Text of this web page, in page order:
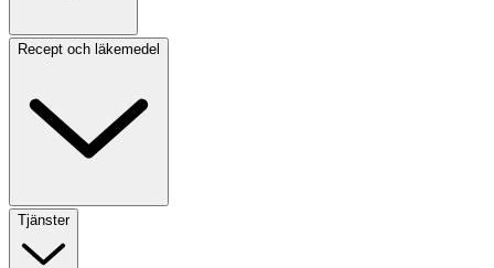
Recept och läkemedel
Tjänster